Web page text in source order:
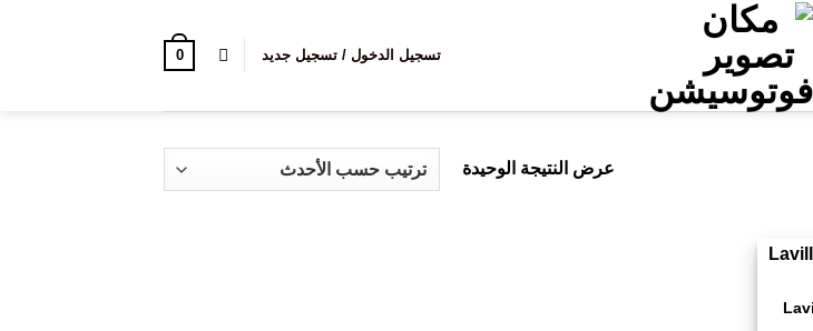
تسجيل الدخول / تسجيل جديد 0
عرض النتيجة الوحيدة